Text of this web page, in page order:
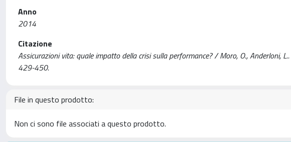
Anno
2014
Citazione
Assicurazioni vita: quale impatto della crisi sulla performance? / Moro, O., Anderloni,
429-450.
File in questo prodotto:
Non ci sono file associati a questo prodotto.